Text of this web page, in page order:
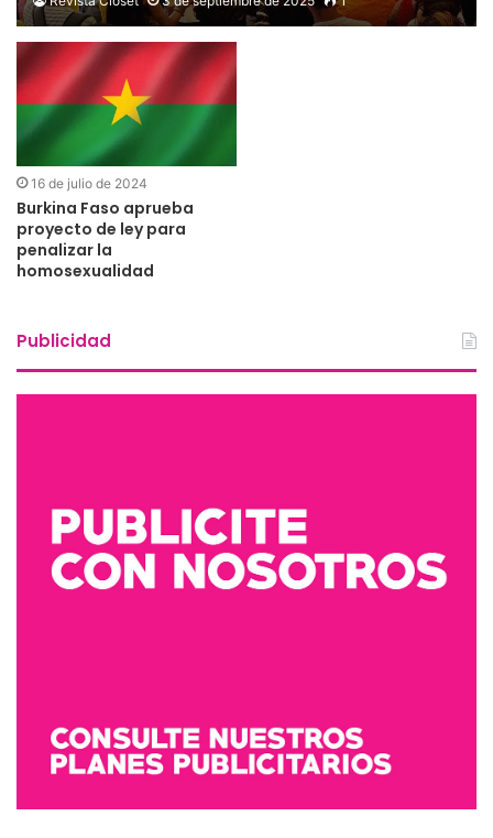
16 de julio de 2024
Burkina Faso aprueba
proyecto de ley para
penalizar la
homosexualidad
Publicidad